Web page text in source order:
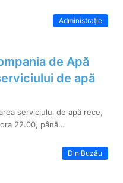
Administrație
de Apă
de apă
serviciului de apă rece,
22.00, până…
Din Buzău